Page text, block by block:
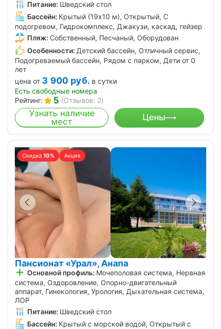
Питание: Шведский стол
Бассейн: Крытый (19х10 м), Открытый, С
подогревом, Гидрокомплекс, Джакузи, каскад, гейзер
Пляж: Собственный, Песчаный, Оборудован
Особенности: Детский бассейн, Отличный сервис,
Подогреваемый бассейн, Рядом с парком, Дети от 0
лет
цена от 3 900 руб. в сутки
Есть свободные номера
Рейтинг:
5 (Отзывов: 2)
Узнать наличие
мест
Цены
Скидка 10% Акция
Пансионат «Урал», Анапа
Основной профиль: Мочеполовая система, Нервная
система, Оздоровление, Опорно-двигательный
аппарат, Гинекология, Урология, Дыхательная система,
ЛОР
Питание: Шведский стол
Бассейн: Крытый с морской водой, Открытый с